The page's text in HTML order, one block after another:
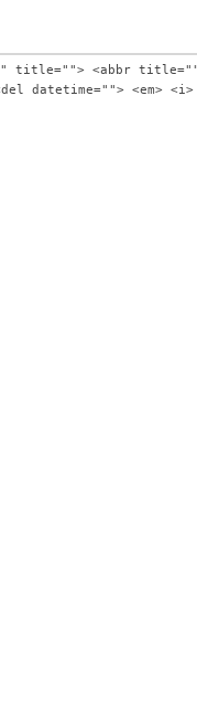
title=""> <abbr
datetime=""> <em>